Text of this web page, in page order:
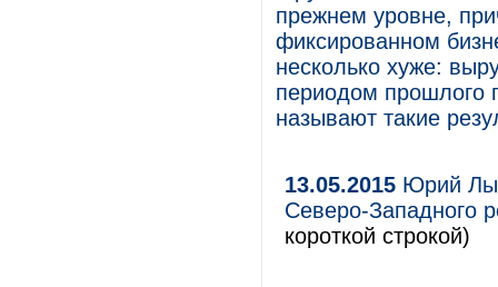
прежнем уровне,
фиксированном
несколько хуже:
периодом прошлого
называют такие
13.05.2015 Юрий
Северо-Западного
короткой строкой)